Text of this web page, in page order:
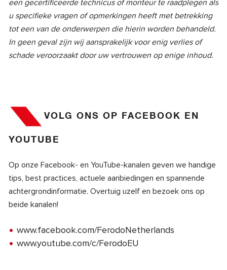
een gecertificeerde technicus of monteur te raadplegen als
u specifieke vragen of opmerkingen heeft met betrekking
tot een van de onderwerpen die hierin worden behandeld.
In geen geval zijn wij aansprakelijk voor enig verlies of
schade veroorzaakt door uw vertrouwen op enige inhoud.
VOLG ONS OP FACEBOOK EN
YOUTUBE
Op onze Facebook- en YouTube-kanalen geven we handige
tips, best practices, actuele aanbiedingen en spannende
achtergrondinformatie. Overtuig uzelf en bezoek ons op
beide kanalen!
www.facebook.com/FerodoNetherlands
www.youtube.com/c/FerodoEU